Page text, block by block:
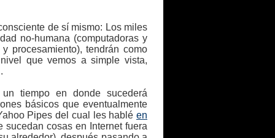
de sí mismo: Los miles
no-humana (computadoras y
procesamiento), tendrán como
que vemos a simple vista,
tiempo en donde sucederá
básicos que eventualmente
Pipes del cual les hablé en
cosas en Internet fuera